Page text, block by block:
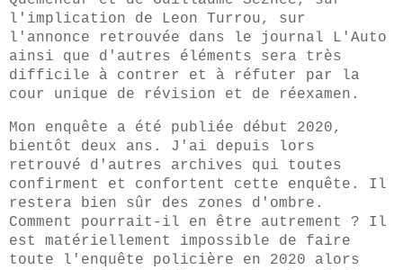
l'implication de Leon Turrou, sur
l'annonce retrouvée dans le journal L'Auto
ainsi que d'autres éléments sera très
difficile à contrer et à réfuter par la
cour unique de révision et de réexamen.
Mon enquête a été publiée début 2020,
bientôt deux ans. J'ai depuis lors
retrouvé d'autres archives qui toutes
confirment et confortent cette enquête. Il
restera bien sûr des zones d'ombre.
Comment pourrait-il en être autrement ? Il
est matériellement impossible de faire
toute l'enquête policière en 2020 alors